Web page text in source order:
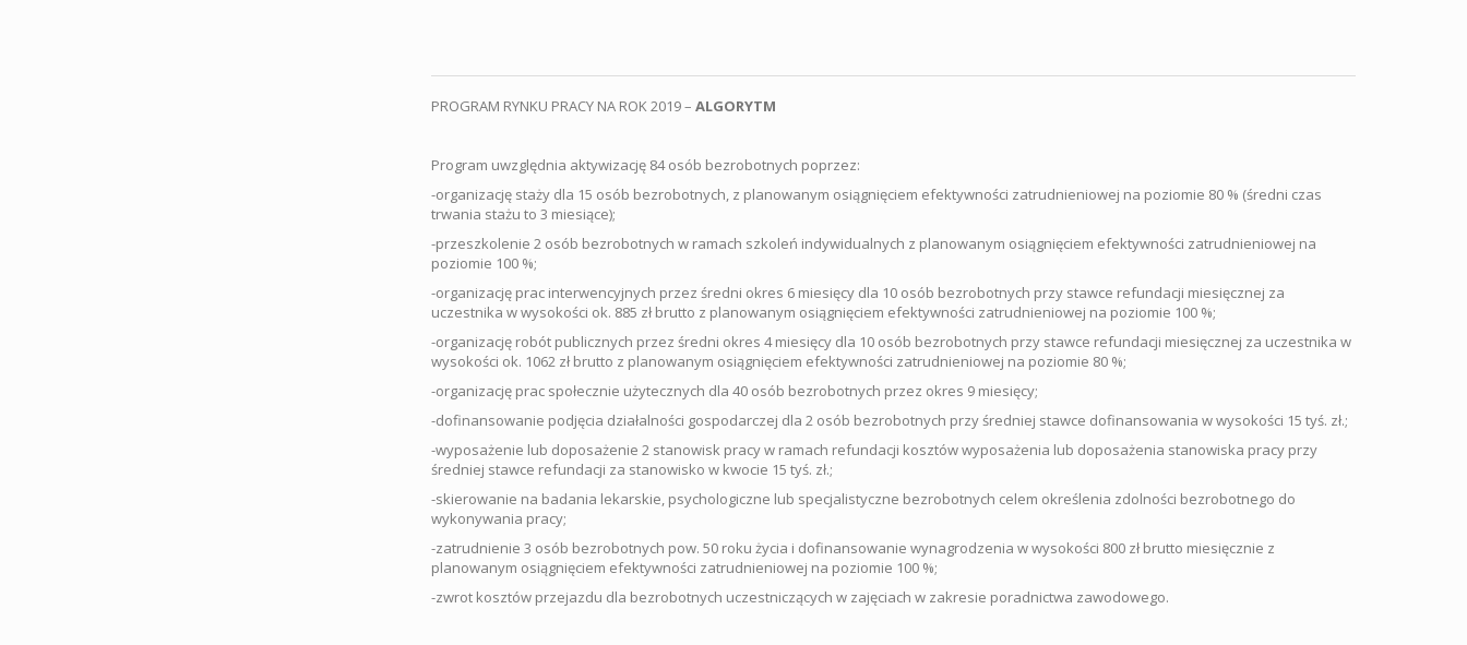
PROGRAM RYNKU PRACY NA ROK 2019 – ALGORYTM
Program uwzględnia aktywizację 84 osób bezrobotnych poprzez:
-organizację staży dla 15 osób bezrobotnych, z planowanym osiągnięciem efektywności zatrudnieniowej na poziomie 80 % (średni czas
trwania stażu to 3 miesiące);
-przeszkolenie 2 osób bezrobotnych w ramach szkoleń indywidualnych z planowanym osiągnięciem efektywności zatrudnieniowej na
poziomie 100 %;
-organizację prac interwencyjnych przez średni okres 6 miesięcy dla 10 osób bezrobotnych przy stawce refundacji miesięcznej za
uczestnika w wysokości ok. 885 zł brutto z planowanym osiągnięciem efektywności zatrudnieniowej na poziomie 100 %;
-organizację robót publicznych przez średni okres 4 miesięcy dla 10 osób bezrobotnych przy stawce refundacji miesięcznej za uczestnika w
wysokości ok. 1062 zł brutto z planowanym osiągnięciem efektywności zatrudnieniowej na poziomie 80 %;
-organizację prac społecznie użytecznych dla 40 osób bezrobotnych przez okres 9 miesięcy;
-dofinansowanie podjęcia działalności gospodarczej dla 2 osób bezrobotnych przy średniej stawce dofinansowania w wysokości 15 tyś. zł.;
-wyposażenie lub doposażenie 2 stanowisk pracy w ramach refundacji kosztów wyposażenia lub doposażenia stanowiska pracy przy
średniej stawce refundacji za stanowisko w kwocie 15 tyś. zł.;
-skierowanie na badania lekarskie, psychologiczne lub specjalistyczne bezrobotnych celem określenia zdolności bezrobotnego do
wykonywania pracy;
-zatrudnienie 3 osób bezrobotnych pow. 50 roku życia i dofinansowanie wynagrodzenia w wysokości 800 zł brutto miesięcznie z
planowanym osiągnięciem efektywności zatrudnieniowej na poziomie 100 %;
-zwrot kosztów przejazdu dla bezrobotnych uczestniczących w zajęciach w zakresie poradnictwa zawodowego.